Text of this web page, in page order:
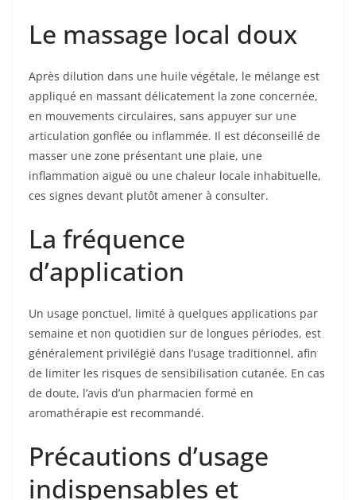
Le massage local doux
Après dilution dans une huile végétale, le mélange est
appliqué en massant délicatement la zone concernée,
en mouvements circulaires, sans appuyer sur une
articulation gonflée ou inflammée. Il est déconseillé de
masser une zone présentant une plaie, une
inflammation aiguë ou une chaleur locale inhabituelle,
ces signes devant plutôt amener à consulter.
La fréquence
d’application
Un usage ponctuel, limité à quelques applications par
semaine et non quotidien sur de longues périodes, est
généralement privilégié dans l’usage traditionnel, afin
de limiter les risques de sensibilisation cutanée. En cas
de doute, l’avis d’un pharmacien formé en
aromathérapie est recommandé.
Précautions d’usage
indispensables et